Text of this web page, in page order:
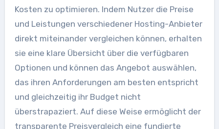
Kosten zu optimieren. Indem Nutzer die Preise
und Leistungen verschiedener Hosting-Anbieter
direkt miteinander vergleichen können, erhalten
sie eine klare Übersicht über die verfügbaren
Optionen und können das Angebot auswählen,
das ihren Anforderungen am besten entspricht
und gleichzeitig ihr Budget nicht
überstrapaziert. Auf diese Weise ermöglicht der
transparente Preisvergleich eine fundierte